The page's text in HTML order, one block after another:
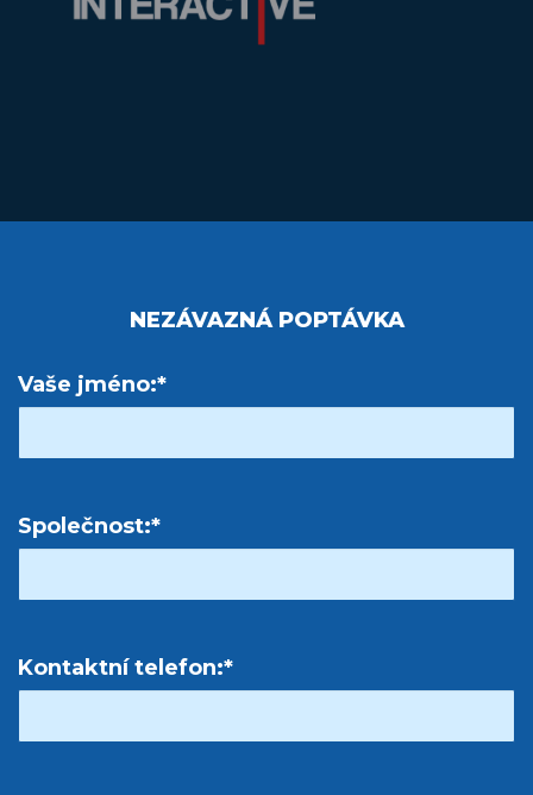
NEZÁVAZNÁ POPTÁVKA
Vaše jméno:*
Společnost:*
Kontaktní telefon:*